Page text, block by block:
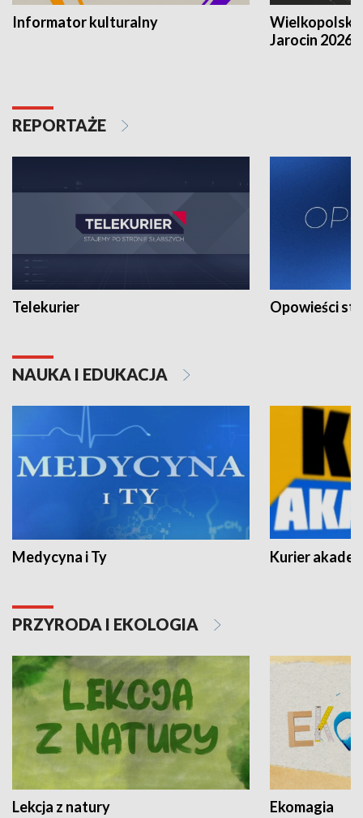
Informator kulturalny
Jarocin 2026
REPORTAŻE
Telekurier Opowieści
NAUKA I EDUKACJA
Medycyna i Ty Kurier
PRZYRODA I EKOLOGIA
Lekcja z natury Ekomagia